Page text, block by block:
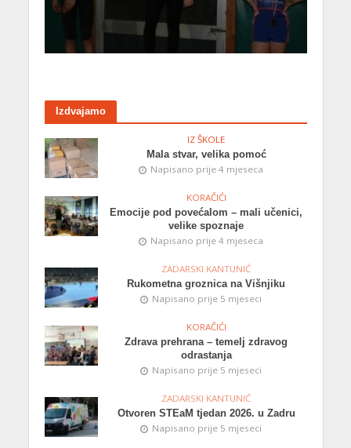
Izdvajamo
IZ ŠKOLE
Mala stvar, velika pomoć
Napisano prije 4 mjeseca
KORAČIĆI
Emocije pod povećalom – mali učenici,
velike spoznaje
Napisano prije 4 mjeseca
ZADARSKI KANTUNIĆ
Rukometna groznica na Višnjiku
Napisano prije 5 mjeseci
KORAČIĆI
Zdrava prehrana – temelj zdravog
odrastanja
Napisano prije 5 mjeseci
ZADARSKI KANTUNIĆ
Otvoren STEaM tjedan 2026. u Zadru
Napisano prije 5 mjeseci